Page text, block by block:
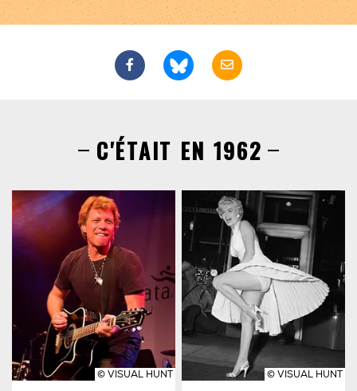
C'ÉTAIT EN 1962
© VISUAL HUNT © VISUAL HUNT